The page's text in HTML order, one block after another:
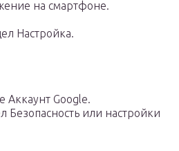
на смартфоне.
Настройка.
Аккаунт Google.
Безопасность или настройки